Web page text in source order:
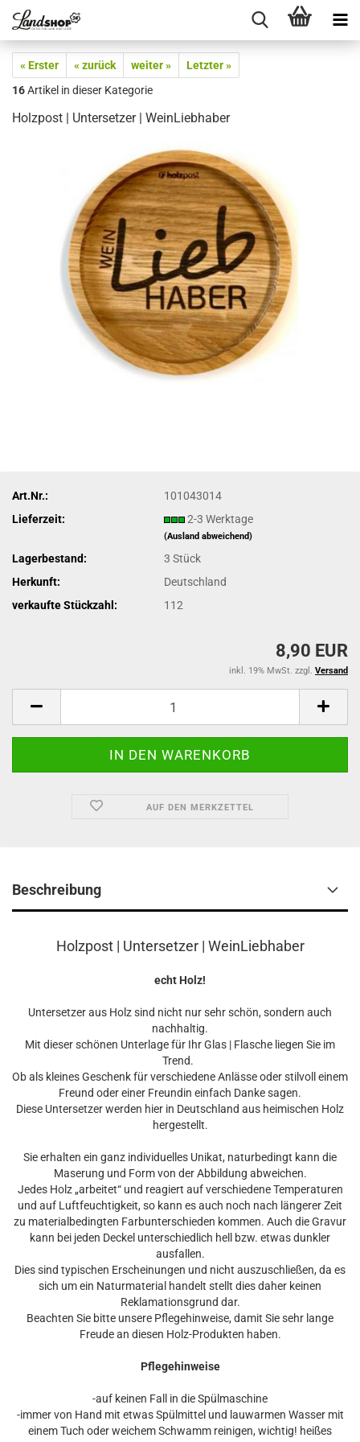
« Erster « zurück weiter »
Letzter »
16Artikel in dieser Kategorie
Holzpost | Untersetzer | WeinLiebhaber
Art.Nr.:
101043014
Lieferzeit:
2-3 Werktage
(Ausland abweichend)
Lagerbestand: 3Stück
Herkunft:
Deutschland
verkaufte Stückzahl:
112
8,90 EUR
inkl. 19% MwSt. zzgl. Versand
AUF DEN MERKZETTEL
Beschreibung
Holzpost | Untersetzer | WeinLiebhaber
echt Holz!
Untersetzer aus Holz sind nicht nur sehr schön, sondern auch
nachhaltig.
Mit dieser schönen Unterlage für Ihr Glas | Flasche liegen Sie im
Trend.
Ob als kleines Geschenk für verschiedene Anlässe oder stilvoll einem
Freund oder einer Freundin einfach Danke sagen.
Diese Untersetzer werden hier in Deutschland aus heimischen Holz
hergestellt.
Sie erhalten ein ganz individuelles Unikat, naturbedingt kann die
Maserung und Form von der Abbildung abweichen.
Jedes Holz „arbeitet“ und reagiert auf verschiedene Temperaturen
und auf Luftfeuchtigkeit, so kann es auch noch nach längerer Zeit
zu materialbedingten Farbunterschieden kommen. Auch die Gravur
kann bei jeden Deckel unterschiedlich hell bzw. etwas dunkler
ausfallen.
Dies sind typischen Erscheinungen und nicht auszuschließen, da es
sich um ein Naturmaterial handelt stellt dies daher keinen
Reklamationsgrund dar.
Beachten Sie bitte unsere Pflegehinweise, damit Sie sehr lange
Freude an diesen Holz-Produkten haben.
Pflegehinweise
-auf keinen Fall in die Spülmaschine
-immer von Hand mit etwas Spülmittel und lauwarmen Wasser mit
einem Tuch oder weichem Schwamm reinigen, wichtig! heißes